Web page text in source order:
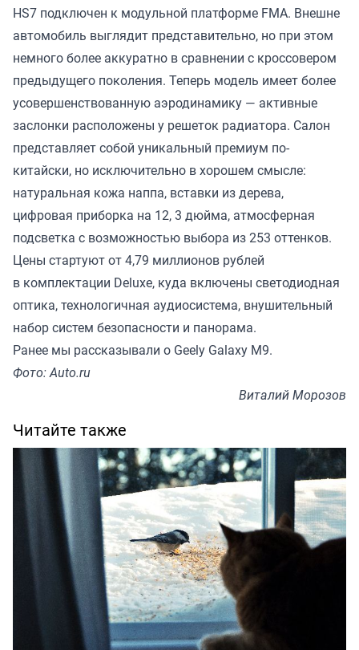
HS7 подключен к модульной платформе FMA. Внешне
автомобиль выглядит представительно, но при этом
немного более аккуратно в сравнении с кроссовером
предыдущего поколения. Теперь модель имеет более
усовершенствованную аэродинамику — активные
заслонки расположены у решеток радиатора. Салон
представляет собой уникальный премиум по-
китайски, но исключительно в хорошем смысле:
натуральная кожа наппа, вставки из дерева,
цифровая приборка на 12, 3 дюйма, атмосферная
подсветка с возможностью выбора из 253 оттенков.
Цены стартуют от 4,79 миллионов рублей
в комплектации Deluxe, куда включены светодиодная
оптика, технологичная аудиосистема, внушительный
набор систем безопасности и панорама.
Ранее мы рассказывали о Geely Galaxy M9.
Фото: Auto.ru
Виталий Морозов
Читайте также